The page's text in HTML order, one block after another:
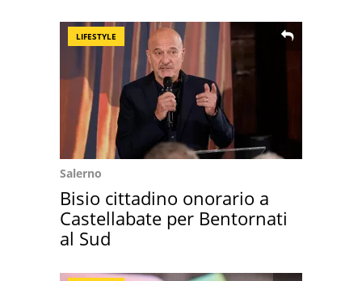
LIFESTYLE
Salerno
Bisio cittadino onorario a
Castellabate per Bentornati
al Sud